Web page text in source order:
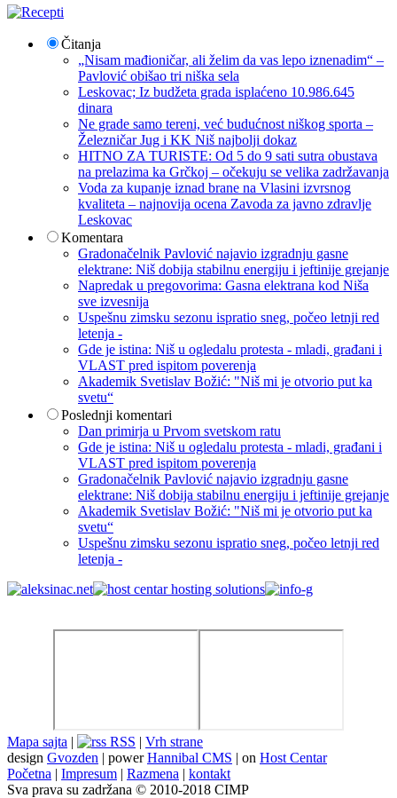
Čitanja
„Nisam mađioničar, ali želim da vas lepo iznenadim“ –
Pavlović obišao tri niška sela
Leskovac; Iz budžeta grada isplaćeno 10.986.645
dinara
Ne grade samo tereni, već budućnost niškog sporta –
Železničar Jug i KK Niš najbolji dokaz
HITNO ZA TURISTE: Od 5 do 9 sati sutra obustava
na prelazima ka Grčkoj – očekuju se velika zadržavanja
Voda za kupanje iznad brane na Vlasini izvrsnog
kvaliteta – najnovija ocena Zavoda za javno zdravlje
Leskovac
Komentara
Gradonačelnik Pavlović najavio izgradnju gasne
elektrane: Niš dobija stabilnu energiju i jeftinije grejanje
Napredak u pregovorima: Gasna elektrana kod Niša
sve izvesnija
Uspešnu zimsku sezonu ispratio sneg, počeo letnji red
letenja -
Gde je istina: Niš u ogledalu protesta - mladi, građani i
VLAST pred ispitom poverenja
Akademik Svetislav Božić: "Niš mi je otvorio put ka
svetu“
Poslednji komentari
Dan primirja u Prvom svetskom ratu
Gde je istina: Niš u ogledalu protesta - mladi, građani i
VLAST pred ispitom poverenja
Gradonačelnik Pavlović najavio izgradnju gasne
elektrane: Niš dobija stabilnu energiju i jeftinije grejanje
Akademik Svetislav Božić: "Niš mi je otvorio put ka
svetu“
Uspešnu zimsku sezonu ispratio sneg, počeo letnji red
letenja -
Mapa sajta | RSS | Vrh strane
design Gvozden | powerHannibal CMS | on Host Centar
Početna | Impresum | Razmena | kontakt
Sva prava su zadržana © 2010-2018 CIMP